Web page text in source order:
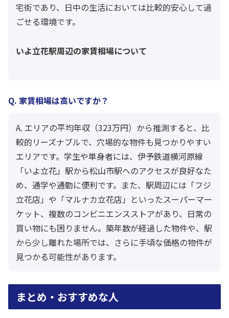
宅街であり、日中の生活においては比較的安心して過
ごせる環境です。
いよ立花駅周辺の家賃相場について
Q. 家賃相場は高いですか？
A. エリアの平均年収（323万円）から推測すると、比
較的リーズナブルで、穴場的な物件も見つかりやすい
エリアです。学生や単身者には、伊予鉄道横河原線
「いよ立花」駅から松山市駅へのアクセスが良好なた
め、通学や通勤に便利です。また、駅周辺には「フジ
立花店」や「マルナカ立花店」といったスーパーマー
ケット、複数のコンビニエンスストアがあり、日常の
買い物にも困りません。築年数が経過した物件や、駅
から少し離れた場所では、さらに手頃な価格の物件が
見つかる可能性があります。
まとめ・おすすめな人